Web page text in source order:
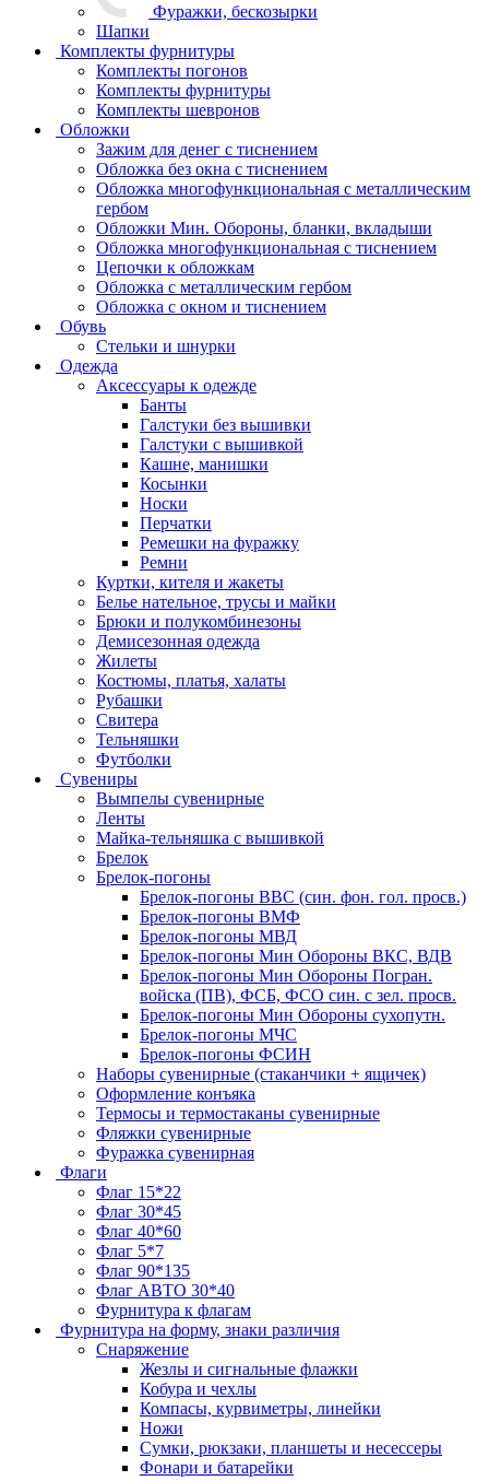
Фуражки, бескозырки
Шапки
Комплекты фурнитуры
Комплекты погонов
Комплекты фурнитуры
Комплекты шевронов
Обложки
Зажим для денег с тиснением
Обложка без окна с тиснением
Обложка многофункциональная с металлическим
гербом
Обложки Мин. Обороны, бланки, вкладыши
Обложка многофункциональная с тиснением
Цепочки к обложкам
Обложка с металлическим гербом
Обложка с окном и тиснением
Обувь
Стельки и шнурки
Одежда
Аксессуары к одежде
Банты
Галстуки без вышивки
Галстуки с вышивкой
Кашне, манишки
Косынки
Носки
Перчатки
Ремешки на фуражку
Ремни
Куртки, кителя и жакеты
Белье нательное, трусы и майки
Брюки и полукомбинезоны
Демисезонная одежда
Жилеты
Костюмы, платья, халаты
Рубашки
Свитера
Тельняшки
Футболки
Сувениры
Вымпелы сувенирные
Ленты
Майка-тельняшка с вышивкой
Брелок
Брелок-погоны
Брелок-погоны ВВС (син. фон. гол. просв.)
Брелок-погоны ВМФ
Брелок-погоны МВД
Брелок-погоны Мин Обороны ВКС, ВДВ
Брелок-погоны Мин Обороны Погран.
войска (ПВ), ФСБ, ФСО син. с зел. просв.
Брелок-погоны Мин Обороны сухопутн.
Брелок-погоны МЧС
Брелок-погоны ФСИН
Наборы сувенирные (стаканчики + ящичек)
Оформление конъяка
Термосы и термостаканы сувенирные
Фляжки сувенирные
Фуражка сувенирная
Флаги
Флаг 15*22
Флаг 30*45
Флаг 40*60
Флаг 5*7
Флаг 90*135
Флаг АВТО 30*40
Фурнитура к флагам
Фурнитура на форму, знаки различия
Снаряжение
Жезлы и сигнальные флажки
Кобура и чехлы
Компасы, курвиметры, линейки
Ножи
Сумки, рюкзаки, планшеты и несессеры
Фонари и батарейки